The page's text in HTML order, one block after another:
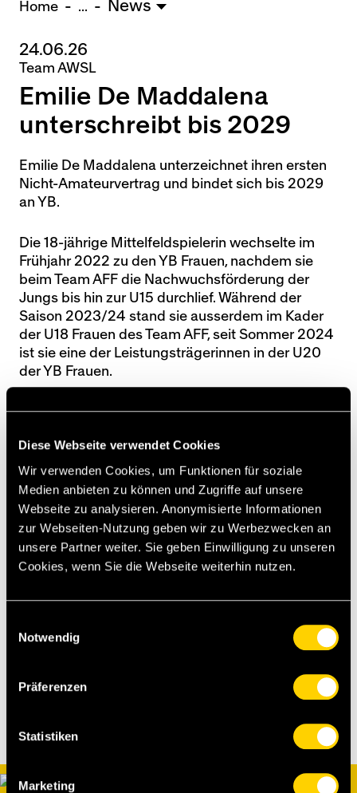
Diese Webseite verwendet Cookies
Wir verwenden Cookies, um Funktionen für soziale
Medien anbieten zu können und Zugriffe auf unsere
Webseite zu analysieren. Anonymisierte Informationen
zur Webseiten-Nutzung geben wir zu Werbezwecken an
unsere Partner weiter. Sie geben Einwilligung zu unseren
Cookies, wenn Sie die Webseite weiterhin nutzen.
Notwendig
Präferenzen
Statistiken
Marketing
U15 - TOBE *
10:0
Nachwuchs Frauen
Ostermundigen - FU20 *
Biel - FU18 *
0:4
Thörishaus - FU15
12:1
* = Testspiel / (C) = Cupspiel
Home ... News
24.06.26
Team AWSL
Emilie De Maddalena
unterschreibt bis 2029
Emilie De Maddalena unterzeichnet ihren ersten
Nicht-Amateurvertrag und bindet sich bis 2029
an YB.
Die 18-jährige Mittelfeldspielerin wechselte im
Frühjahr 2022 zu den YB Frauen, nachdem sie
beim Team AFF die Nachwuchsförderung der
Jungs bis hin zur U15 durchlief. Während der
Saison 2023/24 stand sie ausserdem im Kader
der U18 Frauen des Team AFF, seit Sommer 2024
ist sie eine der Leistungsträgerinnen in der U20
der YB Frauen.
Im Playoff-Final der U20 Mitte Juni stand sie über
anschliessenden Elfmeterschiessen ihren
Versuch souverän.
De Maddalena, deren Stammverein der FC
Bösingen ist, gab im Dezember 2025 im
Cupviertelfinal gegen den FC Thun ihr Debüt im
WSL-Team der Bernerinnen und wurde im
auch in der AWSL eingesetzt.
[rk][az]